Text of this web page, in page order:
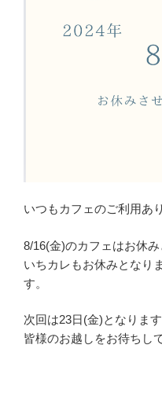
いつもカフェのご利用あ
8/16(金)のカフェはお休み
いちカレもお休みとなり
す。
次回は23日(金)となります
皆様のお越しをお待ちし